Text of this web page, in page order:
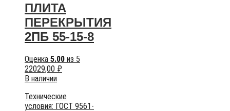
ПЛИТА
ПЕРЕКРЫТИЯ
2ПБ 55-15-8
Оценка 5.00 из 5
22029,00 ₽
В наличии
Технические
условия: ГОСТ 9561-